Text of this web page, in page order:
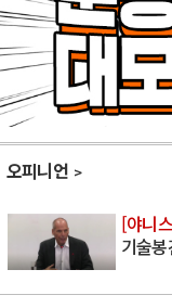
오피니언
[야니
기술